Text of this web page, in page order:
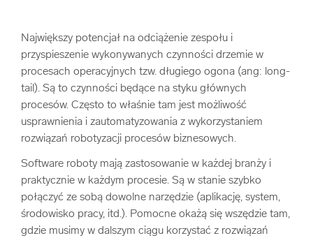
Największy potencjał na odciążenie zespołu i
przyspieszenie wykonywanych czynności drzemie w
procesach operacyjnych tzw. długiego ogona (ang: long-
tail). Są to czynności będące na styku głównych
procesów. Często to właśnie tam jest możliwość
usprawnienia i zautomatyzowania z wykorzystaniem
rozwiązań robotyzacji procesów biznesowych.
Software roboty mają zastosowanie w każdej branży i
praktycznie w każdym procesie. Są w stanie szybko
połączyć ze sobą dowolne narzędzie (aplikację, system,
środowisko pracy, itd.). Pomocne okażą się wszędzie tam,
gdzie musimy w dalszym ciągu korzystać z rozwiązań